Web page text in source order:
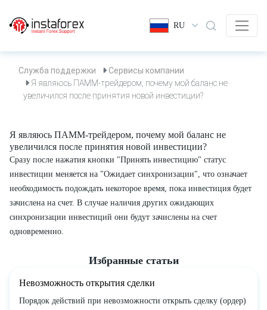
RU
Служба поддержки
Сервисы компании
Я являюсь ПАММ-трейдером, почему мой баланс не
увеличился после принятия новой инвестиции?
Я являюсь ПАММ-трейдером, почему мой баланс не
увеличился после принятия новой инвестиции?
Сразу после нажатия кнопки "Принять инвестицию" статус
инвестиции меняется на "Ожидает синхронизации", что означает
необходимость подождать некоторое время, пока инвестиция будет
зачислена на счет. В случае наличия других ожидающих
синхронизации инвестиций они будут зачислены на счет
одновременно.
Избранные статьи
Невозможность открытия сделки
Порядок действий при невозможности открыть сделку (ордер)